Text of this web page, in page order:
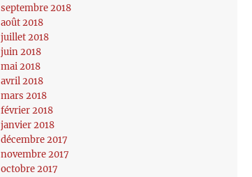
septembre 2018
août 2018
juillet 2018
juin 2018
mai 2018
avril 2018
mars 2018
février 2018
janvier 2018
décembre 2017
novembre 2017
octobre 2017